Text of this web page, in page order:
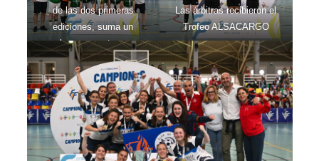
de las dos primeras
ediciones, suma un
subcampeonato a su
palmarés.
Las árbitras recibieron el
Trofeo ALSACARGO